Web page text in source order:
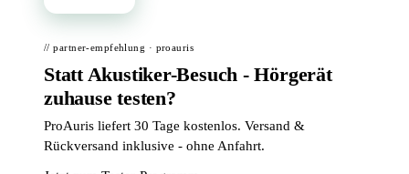
// partner-empfehlung · proauris
Statt Akustiker-Besuch - Hörgerät
zuhause testen?
ProAuris liefert 30 Tage kostenlos. Versand &
Rückversand inklusive - ohne Anfahrt.